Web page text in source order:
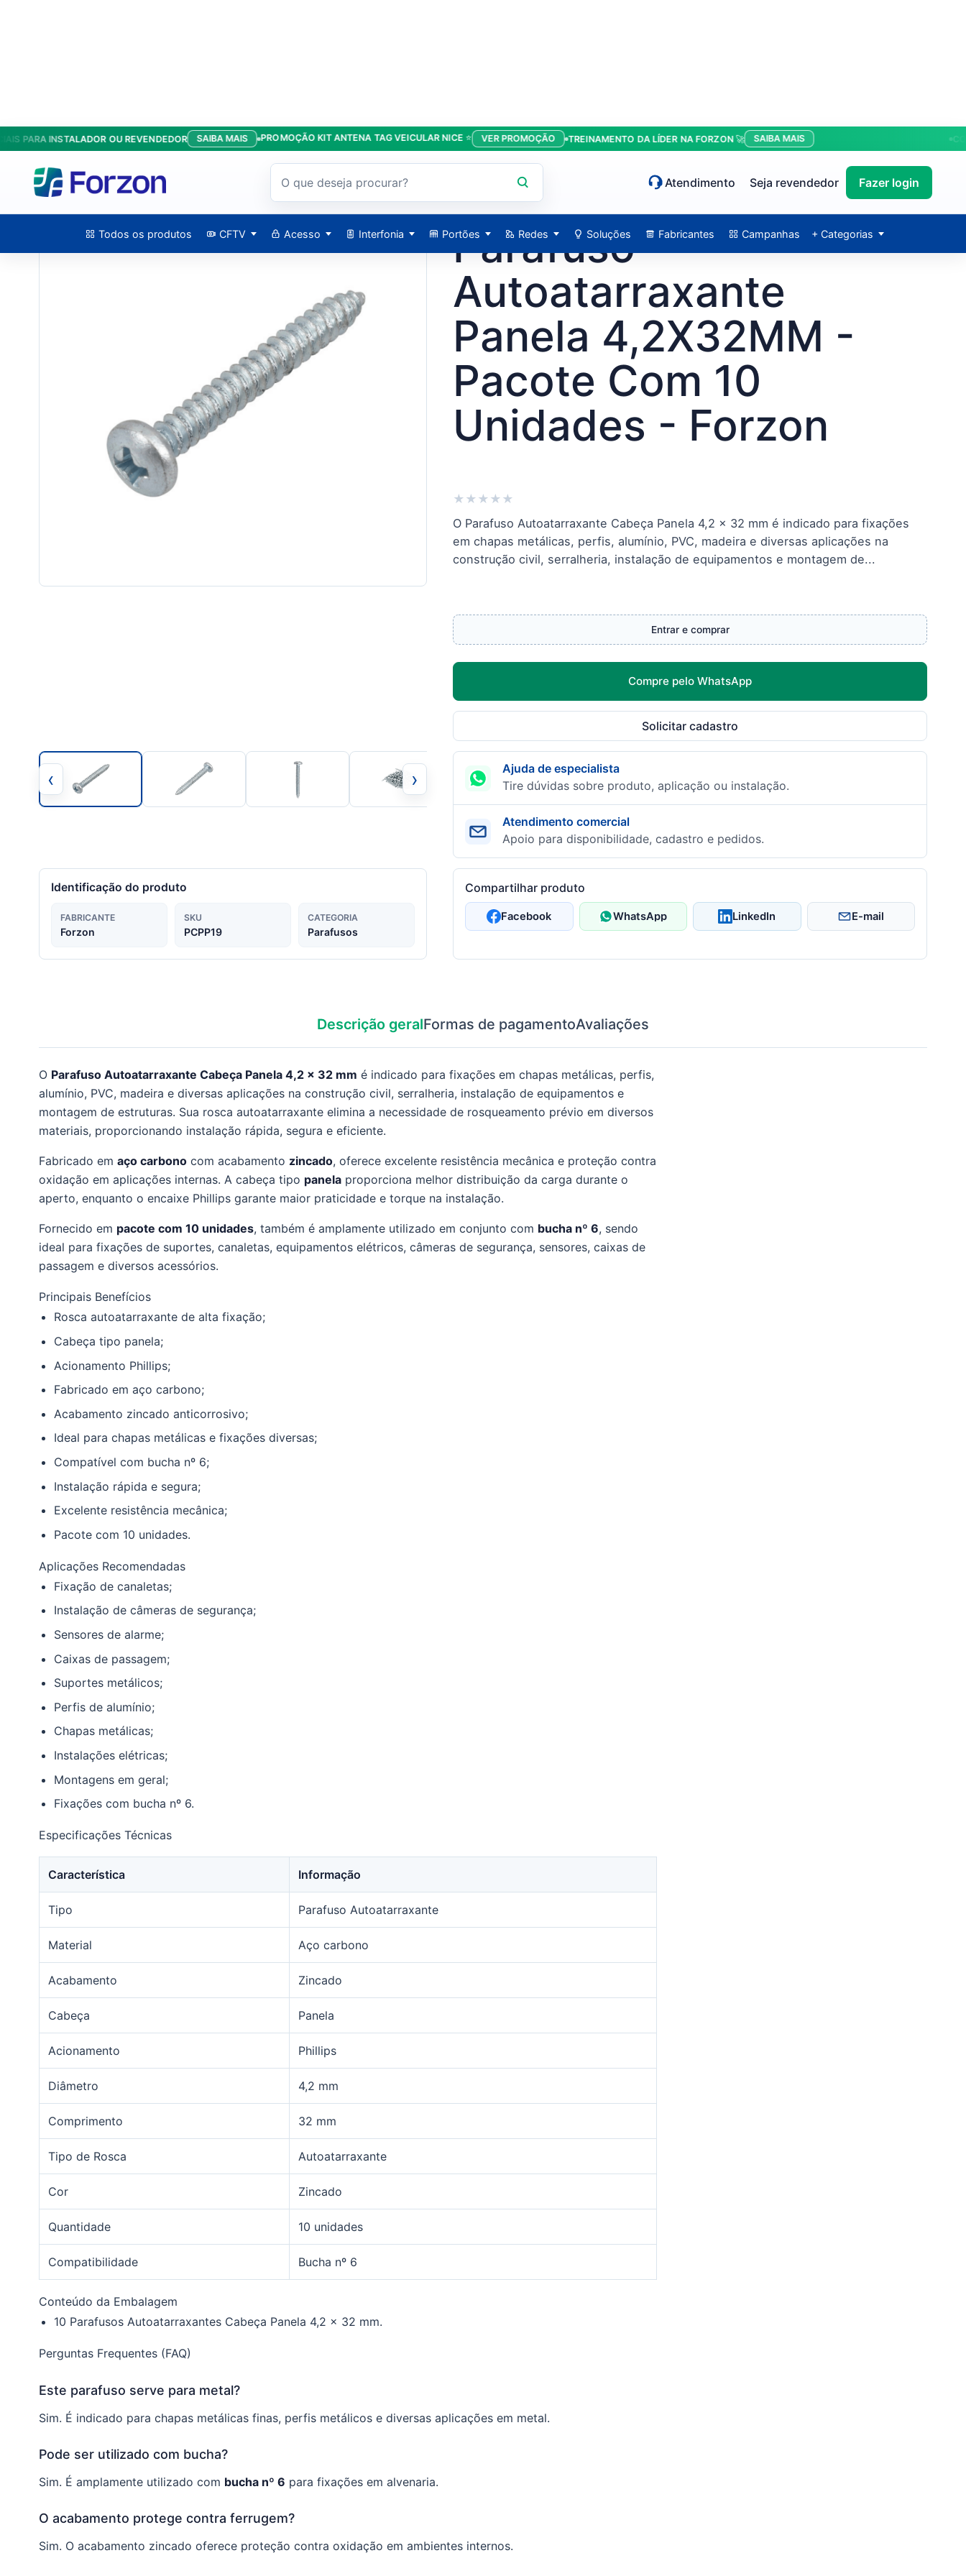
INSTALADOR OU REVENDEDOR SAIBA MAIS PROMOÇÃO KIT ANTENA TAG VEICULAR NICE ⭐ VER PROMOÇÃO TREINAMENTO DA LÍDER NA FORZON 🚀 SAIBA MAIS
Atendimento Seja revendedor Fazer login
Todos os produtos CFTV Acesso Interfonia Portões Redes Soluções Fabricantes Campanhas + Categorias
Início/Produtos/Parafusos/Parafuso Autoatarraxante Panela 4,2X32MM - Pacote Com 10 Unidades - Forzon
Parafuso
Autoatarraxante
Panela 4,2X32MM -
Pacote Com 10
Unidades - Forzon
★ ★ ★ ★ ★
O Parafuso Autoatarraxante Cabeça Panela 4,2 x 32 mm é indicado para fixações
em chapas metálicas, perfis, alumínio, PVC, madeira e diversas aplicações na
construção civil, serralheria, instalação de equipamentos e montagem de...
Entrar e comprar
Compre pelo WhatsApp
Solicitar cadastro
‹ ›
Ajuda de especialista
Tire dúvidas sobre produto, aplicação ou instalação.
Atendimento comercial
Apoio para disponibilidade, cadastro e pedidos.
Identificação do produto
FABRICANTE
Forzon
SKU
PCPP19
CATEGORIA
Parafusos
Compartilhar produto
Facebook WhatsApp LinkedIn E-mail
Descrição geralFormas de pagamentoAvaliações
O Parafuso Autoatarraxante Cabeça Panela 4,2 x 32 mm é indicado para fixações em chapas metálicas, perfis,
alumínio, PVC, madeira e diversas aplicações na construção civil, serralheria, instalação de equipamentos e
montagem de estruturas. Sua rosca autoatarraxante elimina a necessidade de rosqueamento prévio em diversos
materiais, proporcionando instalação rápida, segura e eficiente.
Fabricado em aço carbonocom acabamento zincado, oferece excelente resistência mecânica e proteção contra
oxidação em aplicações internas. A cabeça tipo panelaproporciona melhor distribuição da carga durante o
aperto, enquanto o encaixe Phillips garante maior praticidade e torque na instalação.
Fornecido em pacote com 10 unidades, também é amplamente utilizado em conjunto com bucha nº 6, sendo
ideal para fixações de suportes, canaletas, equipamentos elétricos, câmeras de segurança, sensores, caixas de
passagem e diversos acessórios.
Principais Benefícios
Rosca autoatarraxante de alta fixação;
Cabeça tipo panela;
Acionamento Phillips;
Fabricado em aço carbono;
Acabamento zincado anticorrosivo;
Ideal para chapas metálicas e fixações diversas;
Compatível com bucha nº 6;
Instalação rápida e segura;
Excelente resistência mecânica;
Pacote com 10 unidades.
Aplicações Recomendadas
Fixação de canaletas;
Instalação de câmeras de segurança;
Sensores de alarme;
Caixas de passagem;
Suportes metálicos;
Perfis de alumínio;
Chapas metálicas;
Instalações elétricas;
Montagens em geral;
Fixações com bucha nº 6.
Especificações Técnicas
Característica Informação
Tipo Parafuso Autoatarraxante
Material Aço carbono
Acabamento Zincado
Cabeça Panela
Acionamento Phillips
Diâmetro 4,2 mm
Comprimento 32 mm
Tipo de Rosca Autoatarraxante
Cor Zincado
Quantidade 10 unidades
Compatibilidade Bucha nº 6
Conteúdo da Embalagem
10 Parafusos Autoatarraxantes Cabeça Panela 4,2 x 32 mm.
Perguntas Frequentes (FAQ)
Este parafuso serve para metal?
Sim. É indicado para chapas metálicas finas, perfis metálicos e diversas aplicações em metal.
Pode ser utilizado com bucha?
Sim. É amplamente utilizado com bucha nº 6 para fixações em alvenaria.
O acabamento protege contra ferrugem?
Sim. O acabamento zincado oferece proteção contra oxidação em ambientes internos.